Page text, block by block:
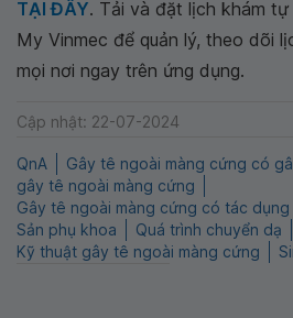
TẠI ĐÂY. Tải và đặt lịch khám
My Vinmec để quản lý, theo dõi
mọi nơi ngay trên ứng dụng.
Cập nhật: 22-07-2024
QnA
Gây tê ngoài màng cứng có
gây tê ngoài màng cứng
Gây tê ngoài màng cứng có tác dụng
Sản phụ khoa
Quá trình chuyển dạ
Kỹ thuật gây tê ngoài màng cứng